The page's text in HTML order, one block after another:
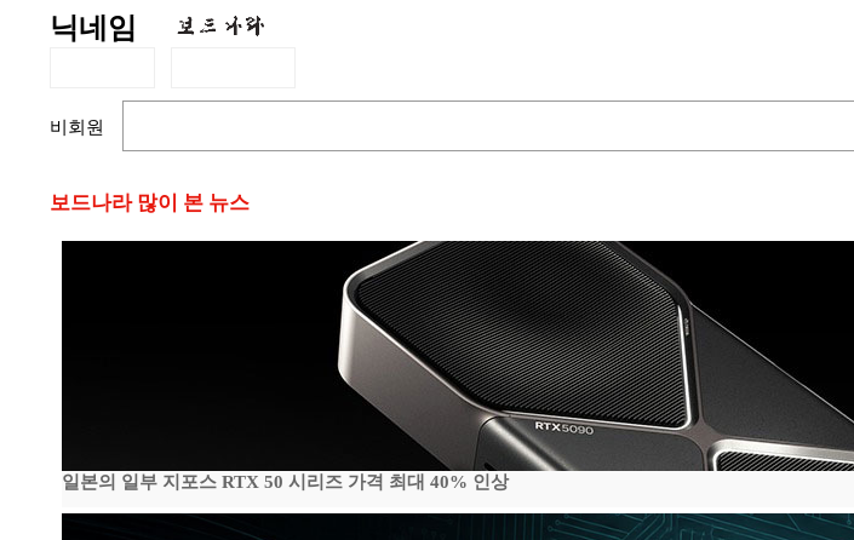
닉네임
비회원
보드나라 많이 본 뉴스
일본의 일부 지포스 RTX 50 시리즈 가격 최대 40% 인상